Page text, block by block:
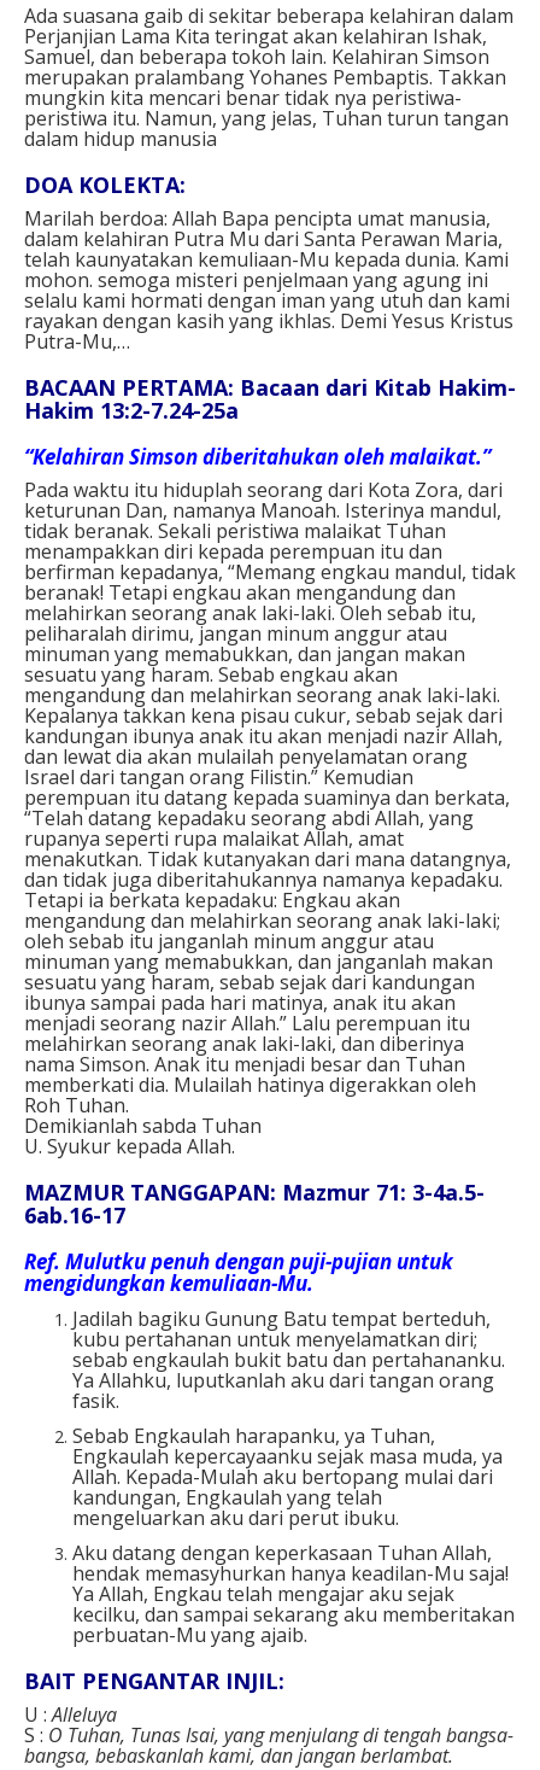
Ada suasana gaib di sekitar beberapa kelahiran dalam
Perjanjian Lama Kita teringat akan kelahiran Ishak,
Samuel, dan beberapa tokoh lain. Kelahiran Simson
merupakan pralambang Yohanes Pembaptis. Takkan
mungkin kita mencari benar tidak nya peristiwa-
peristiwa itu. Namun, yang jelas, Tuhan turun tangan
dalam hidup manusia⁣⁣
DOA KOLEKTA:
Marilah berdoa: Allah Bapa pencipta umat manusia,
dalam kelahiran Putra Mu dari Santa Perawan Maria,
telah kaunyatakan kemuliaan-Mu kepada dunia. Kami
mohon. semoga misteri penjelmaan yang agung ini
selalu kami hormati dengan iman yang utuh dan kami
rayakan dengan kasih yang ikhlas. Demi Yesus Kristus
Putra-Mu,… ⁣
BACAAN PERTAMA: Bacaan dari Kitab Hakim-
Hakim 13:2-7.24-25a
“Kelahiran Simson diberitahukan oleh malaikat.”
Pada waktu itu hiduplah seorang dari Kota Zora, dari
keturunan Dan, namanya Manoah. Isterinya mandul,
tidak beranak. Sekali peristiwa malaikat Tuhan
menampakkan diri kepada perempuan itu dan
berfirman kepadanya, “Memang engkau mandul, tidak
beranak! Tetapi engkau akan mengandung dan
melahirkan seorang anak laki-laki. Oleh sebab itu,
peliharalah dirimu, jangan minum anggur atau
minuman yang memabukkan, dan jangan makan
sesuatu yang haram. Sebab engkau akan
mengandung dan melahirkan seorang anak laki-laki.
Kepalanya takkan kena pisau cukur, sebab sejak dari
kandungan ibunya anak itu akan menjadi nazir Allah,
dan lewat dia akan mulailah penyelamatan orang
Israel dari tangan orang Filistin.” Kemudian
perempuan itu datang kepada suaminya dan berkata,
“Telah datang kepadaku seorang abdi Allah, yang
rupanya seperti rupa malaikat Allah, amat
menakutkan. Tidak kutanyakan dari mana datangnya,
dan tidak juga diberitahukannya namanya kepadaku.
Tetapi ia berkata kepadaku: Engkau akan
mengandung dan melahirkan seorang anak laki-laki;
oleh sebab itu janganlah minum anggur atau
minuman yang memabukkan, dan janganlah makan
sesuatu yang haram, sebab sejak dari kandungan
ibunya sampai pada hari matinya, anak itu akan
menjadi seorang nazir Allah.” Lalu perempuan itu
melahirkan seorang anak laki-laki, dan diberinya
nama Simson. Anak itu menjadi besar dan Tuhan
memberkati dia. Mulailah hatinya digerakkan oleh
Roh Tuhan.
Demikianlah sabda Tuhan
U. Syukur kepada Allah.
MAZMUR TANGGAPAN: Mazmur 71: 3-4a.5-
6ab.16-17
Ref. Mulutku penuh dengan puji-pujian untuk
mengidungkan kemuliaan-Mu.
Jadilah bagiku Gunung Batu tempat berteduh,
kubu pertahanan untuk menyelamatkan diri;
sebab engkaulah bukit batu dan pertahananku.
Ya Allahku, luputkanlah aku dari tangan orang
fasik.
Sebab Engkaulah harapanku, ya Tuhan,
Engkaulah kepercayaanku sejak masa muda, ya
Allah. Kepada-Mulah aku bertopang mulai dari
kandungan, Engkaulah yang telah
mengeluarkan aku dari perut ibuku.
Aku datang dengan keperkasaan Tuhan Allah,
hendak memasyhurkan hanya keadilan-Mu saja!
Ya Allah, Engkau telah mengajar aku sejak
kecilku, dan sampai sekarang aku memberitakan
perbuatan-Mu yang ajaib.
BAIT PENGANTAR INJIL:
U :Alleluya
S : O Tuhan, Tunas Isai, yang menjulang di tengah bangsa-
bangsa, bebaskanlah kami, dan jangan berlambat.